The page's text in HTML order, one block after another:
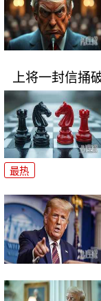
上将一封信捅
最热